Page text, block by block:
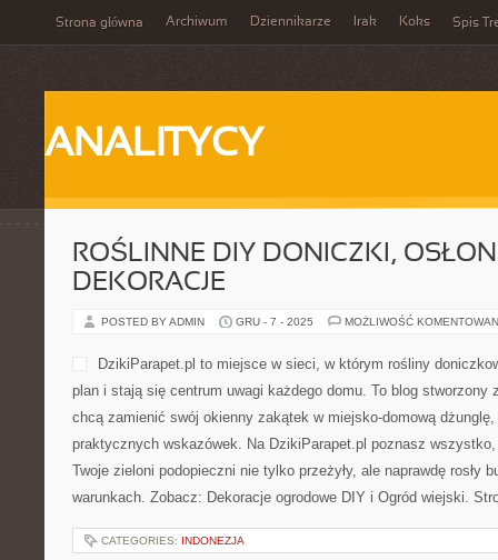
Strona główna Archiwum Dziennikarze Irak Koks Spis
ANALITYCY
ROŚLINNE DIY DONICZKI,
DEKORACJE
POSTED BY ADMIN GRU - 7 - 2025 MOŻLIWOŚĆ
DzikiParapet.pl to miejsce w sieci, w którym rośliny
plan i stają się centrum uwagi każdego domu. To blog stworzony
chcą zamienić swój okienny zakątek w miejsko-domową dżunglę,
praktycznych wskazówek. Na DzikiParapet.pl poznasz
Twoje zieloni podopieczni nie tylko przeżyły, ale naprawdę rosły
warunkach. Zobacz: Dekoracje ogrodowe DIY i Ogród wiejski.
CATEGORIES: INDONEZJA